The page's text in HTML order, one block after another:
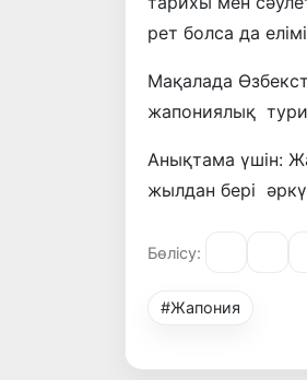
рет болса да
Мақалада
жапониялық
Анықтама үшін:
жылдан бері
Бөлісу:
#Жапония